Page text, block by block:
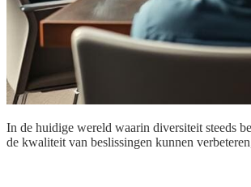
In de huidige wereld waarin diversiteit steeds
de kwaliteit van beslissingen kunnen